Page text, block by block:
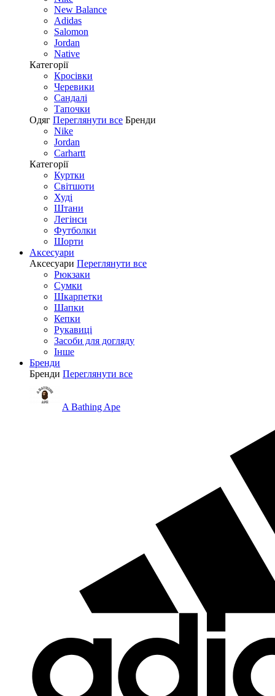
New Balance
Adidas
Salomon
Jordan
Native
Категорії
Кросівки
Черевики
Сандалі
Tапочки
Одяг Переглянути все Бренди
Nike
Jordan
Carhartt
Категорії
Куртки
Світшоти
Худі
Штани
Легінси
Футболки
Шорти
Аксесуари
Аксесуари Переглянути все
Рюкзаки
Сумки
Шкарпетки
Шапки
Кепки
Рукавиці
Засоби для догляду
Інше
Бренди
Бренди Переглянути все
A Bathing Ape